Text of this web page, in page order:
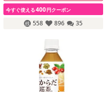
今すぐ使える400円クーポン
558 896 35